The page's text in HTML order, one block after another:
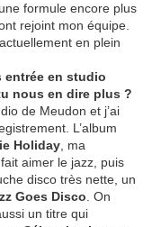
formule encore plus
rejoint mon équipe.
en plein
entrée en studio
nous en dire plus ?
de Meudon et j’ai
L’album
Holiday , ma
aimer le jazz, puis
disco très nette, un
Goes Disco . On
un titre qui